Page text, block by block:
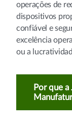
operações de
dispositivos
confiável e
excelência
ou a
Por que a